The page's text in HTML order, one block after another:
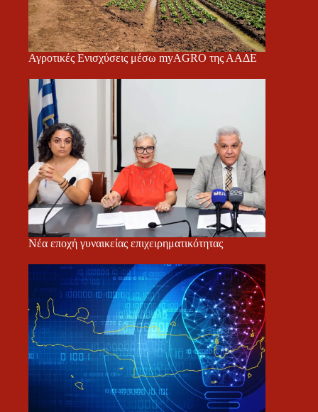
Αγροτικές Ενισχύσεις μέσω myAGRO της ΑΑΔΕ
Νέα εποχή γυναικείας επιχειρηματικότητας